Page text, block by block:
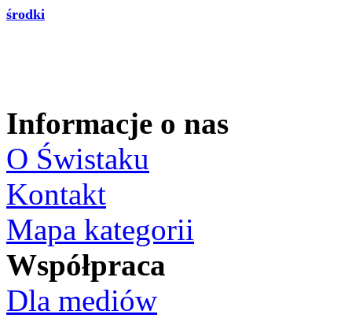
środki
Informacje o nas
O Świstaku
Kontakt
Mapa kategorii
Współpraca
Dla mediów